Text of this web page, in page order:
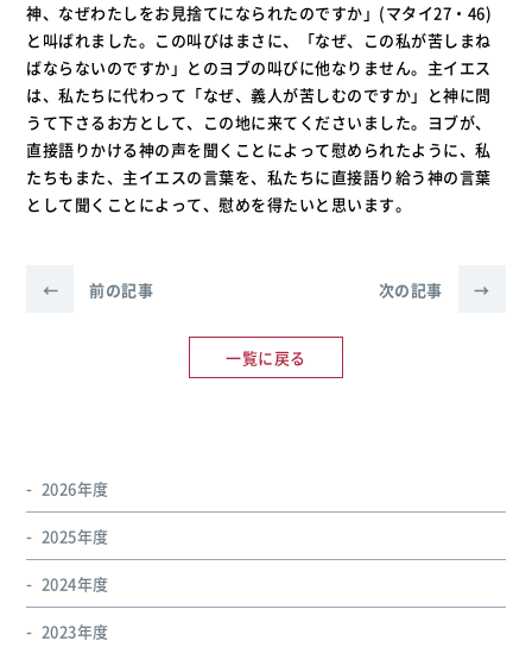
神、なぜわたしをお見捨てになられたのですか」(マタイ27・46)
と叫ばれました。この叫びはまさに、「なぜ、この私が苦しまね
ばならないのですか」とのヨブの叫びに他なりません。主イエス
は、私たちに代わって「なぜ、義人が苦しむのですか」と神に問
うて下さるお方として、この地に来てくださいました。ヨブが、
直接語りかける神の声を聞くことによって慰められたように、私
たちもまた、主イエスの言葉を、私たちに直接語り給う神の言葉
として聞くことによって、慰めを得たいと思います。
← 前の記事
一覧に戻る
次の記事 →
2026年度
2025年度
2024年度
2023年度